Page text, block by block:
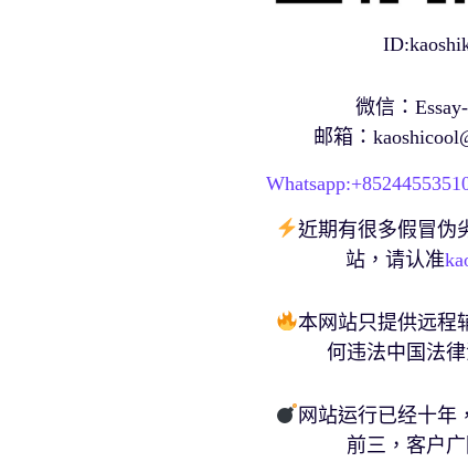
微信：
邮箱：
Whatsapp:+
近期有很多假冒伪
站，请认准
本网站只提供远程
何违法中国法
网站运行已经十年
前三，客户